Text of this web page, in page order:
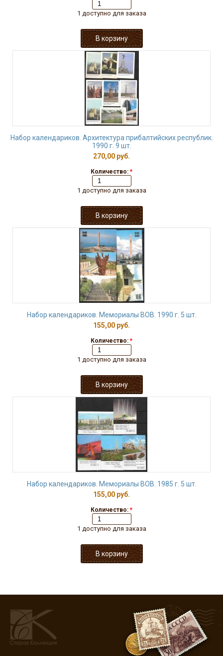
1 доступно для заказа
Набор календариков. Архитектура прибалтийских республик.
1990 г. 9 шт.
270,00 руб.
Количество: *
1 доступно для заказа
Набор календариков. Мемориалы ВОВ. 1990 г. 5 шт.
155,00 руб.
Количество: *
1 доступно для заказа
Набор календариков. Мемориалы ВОВ. 1985 г. 5 шт.
155,00 руб.
Количество: *
1 доступно для заказа